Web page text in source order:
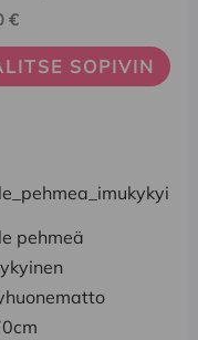
€
SOPIVIN
pehmeä